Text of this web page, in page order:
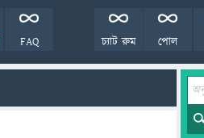
FAQ পোল
চ্যাট রুম